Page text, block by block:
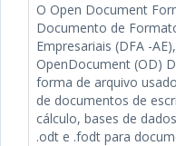
O Open Document
Documento de
Empresariais (DFA -
OpenDocument (OD)
forma de arquivo
de documentos de
cálculo, bases de
.odt e .fodt para